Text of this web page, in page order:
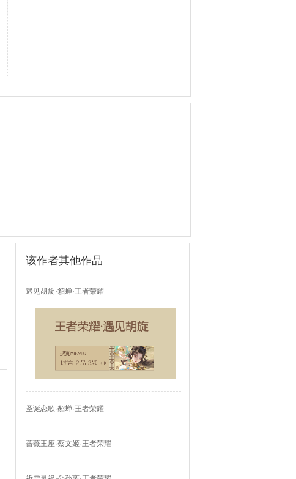
该作者其他作品
遇见胡旋·貂蝉·王者荣耀
圣诞恋歌·貂蝉·王者荣耀
蔷薇王座·蔡文姬·王者荣耀